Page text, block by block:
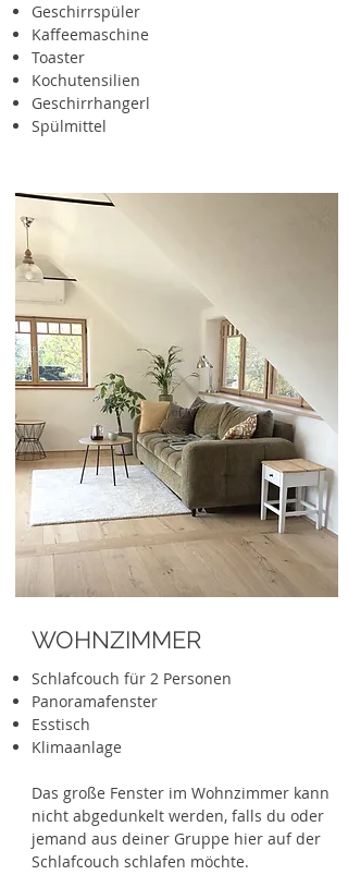
Geschirrspüler
Kaffeemaschine
Toaster
Kochutensilien
Geschirrhangerl
Spülmittel
WOHNZIMMER
Schlafcouch für 2 Personen
Panoramafenster
Esstisch
Klimaanlage
Das große Fenster im Wohnzimmer kann
nicht abgedunkelt werden, falls du oder
jemand aus deiner Gruppe hier auf der
Schlafcouch schlafen möchte.